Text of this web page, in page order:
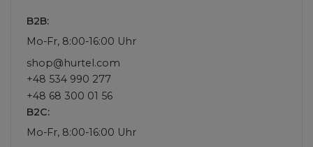
B2B:
Mo-Fr, 8:00-16:00 Uhr
shop@hurtel.com
+48 534 990 277
+48 68 300 01 56
B2C:
Mo-Fr, 8:00-16:00 Uhr